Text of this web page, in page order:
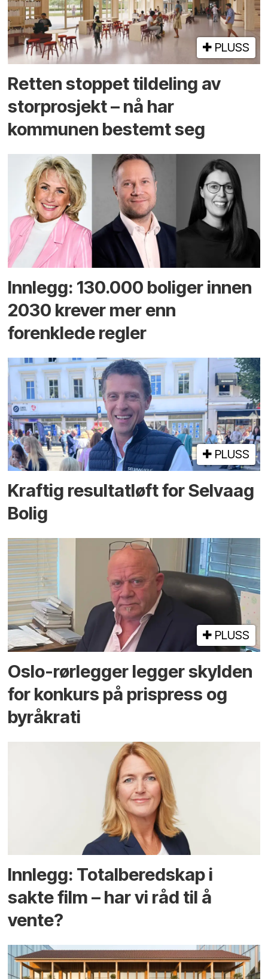
PLUSS
Retten stoppet tildeling av
storprosjekt – nå har
kommunen bestemt seg
Innlegg: 130.000 boliger innen
2030 krever mer enn
forenklede regler
PLUSS
Kraftig resultatløft for Selvaag
Bolig
PLUSS
Oslo-rørlegger legger skylden
for konkurs på prispress og
byråkrati
Innlegg: Totalberedskap i
sakte film – har vi råd til å
vente?